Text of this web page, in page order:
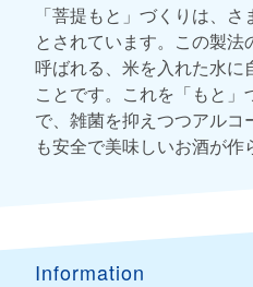
「菩提もと」づくりは、
とされています。この製法
呼ばれる、米を入れた水に
ことです。これを「もと」
で、雑菌を抑えつつアル
も安全で美味しいお酒が作
Information